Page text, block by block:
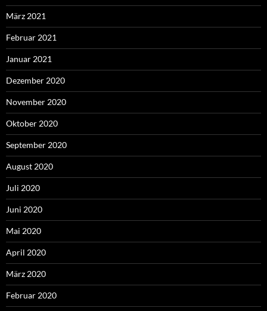
März 2021
Februar 2021
Januar 2021
Dezember 2020
November 2020
Oktober 2020
September 2020
August 2020
Juli 2020
Juni 2020
Mai 2020
April 2020
März 2020
Februar 2020